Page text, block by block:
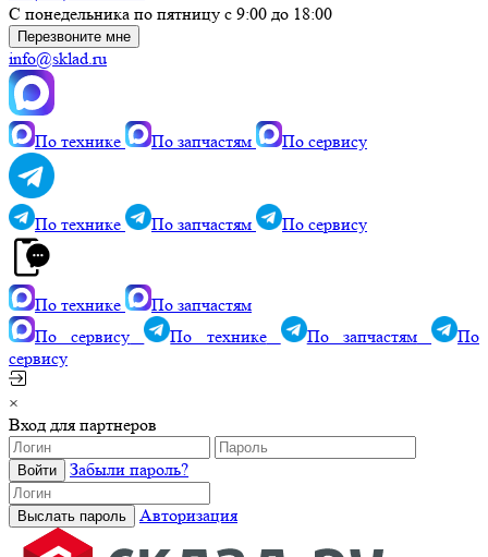
С понедельника по пятницу с 9:00 до 18:00
Перезвоните мне
info@sklad.ru
По технике По запчастям По сервису
По технике По запчастям По сервису
По технике
По запчастям
По сервису
По технике По запчастям
По
сервису
×
Вход для партнеров
Забыли пароль?
Авторизация